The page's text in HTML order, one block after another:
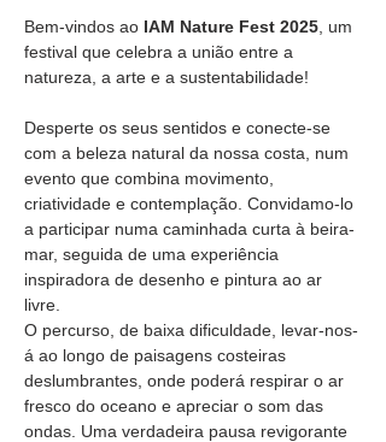
Bem-vindos ao IAM Nature Fest 2025 , um
festival que celebra a união entre a
natureza, a arte e a sustentabilidade!
Desperte os seus sentidos e conecte-se
com a beleza natural da nossa costa, num
evento que combina movimento,
criatividade e contemplação. Convidamo-lo
a participar numa caminhada curta à beira-
mar, seguida de uma experiência
inspiradora de desenho e pintura ao ar
livre.
O percurso, de baixa dificuldade, levar-nos-
á ao longo de paisagens costeiras
deslumbrantes, onde poderá respirar o ar
fresco do oceano e apreciar o som das
ondas. Uma verdadeira pausa revigorante